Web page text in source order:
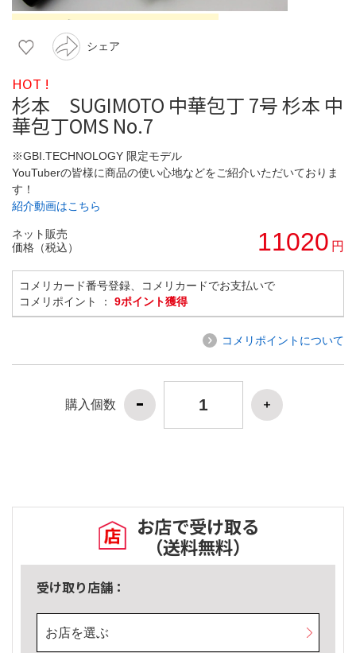
シェア
HOT !
杉本 SUGIMOTO 中華包丁 7号 杉本 中
華包丁OMS No.7
※GBI.TECHNOLOGY 限定モデル
YouTuberの皆様に商品の使い心地などをご紹介いただいておりま
す！
紹介動画はこちら
ネット販売
価格（税込）
11020 円
コメリカード番号登録、コメリカードでお支払いで
コメリポイント ： 9ポイント獲得
コメリポイントについて
購入個数
お店で受け取る
（送料無料）
受け取り店舗：
お店を選ぶ